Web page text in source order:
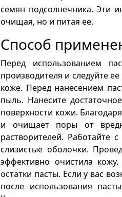
семян подсолнечника. Эти
очищая, но и питая ее.
Способ
Перед использованием
производителя и следуйте
коже. Перед нанесением
пыль. Нанесите
поверхности кожи.
и очищает поры от
растворителей. Работайте
слизистые оболочки.
эффективно очистила
остатки пасты. Если у вас
после использования